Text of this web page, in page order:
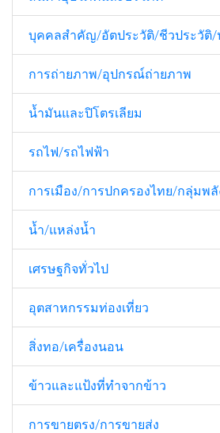
บุคคลสำคัญ/อัตประวัติ/ชีวประวัติ/
การถ่ายภาพ/อุปกรณ์ถ่ายภาพ
น้ำมันและปิโตรเลียม
รถไฟ/รถไฟฟ้า
การเมือง/การปกครองไทย/กลุ่มพลั
น้ำ/แหล่งน้ำ
เศรษฐกิจทั่วไป
อุตสาหกรรมท่องเที่ยว
สิ่งทอ/เครื่องนอน
ข้าวและแป้งที่ทำจากข้าว
การขายตรง/การขายส่ง